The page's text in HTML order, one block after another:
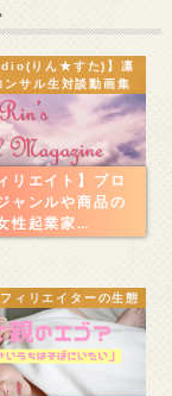
りん★すた)】凛
ンサル生対談動画集
リエイト】ブロ
ャンルや商品の
性起業家…
ィリエイターの生態